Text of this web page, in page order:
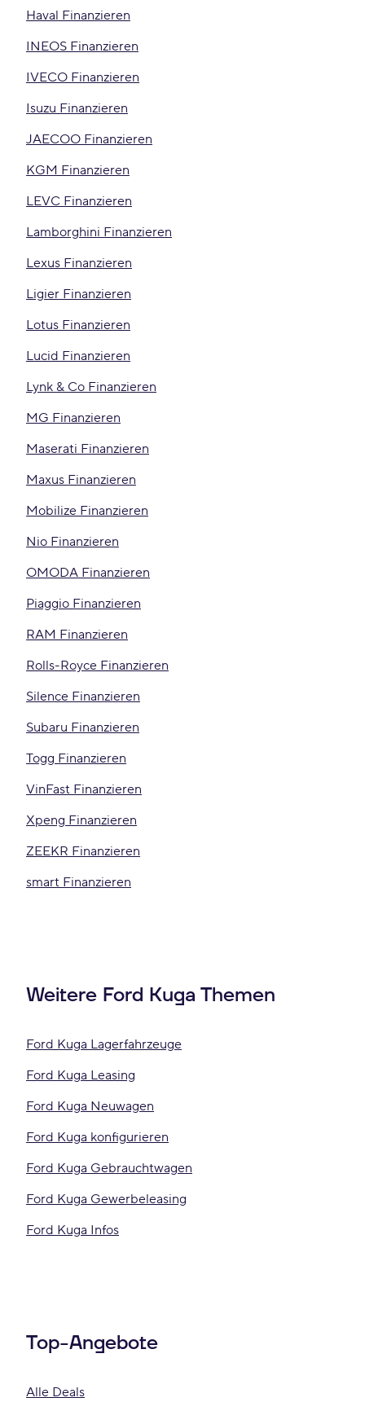
Haval Finanzieren
INEOS Finanzieren
IVECO Finanzieren
Isuzu Finanzieren
JAECOO Finanzieren
KGM Finanzieren
LEVC Finanzieren
Lamborghini Finanzieren
Lexus Finanzieren
Ligier Finanzieren
Lotus Finanzieren
Lucid Finanzieren
Lynk & Co Finanzieren
MG Finanzieren
Maserati Finanzieren
Maxus Finanzieren
Mobilize Finanzieren
Nio Finanzieren
OMODA Finanzieren
Piaggio Finanzieren
RAM Finanzieren
Rolls-Royce Finanzieren
Silence Finanzieren
Subaru Finanzieren
Togg Finanzieren
VinFast Finanzieren
Xpeng Finanzieren
ZEEKR Finanzieren
smart Finanzieren
Weitere Ford Kuga Themen
Ford Kuga Lagerfahrzeuge
Ford Kuga Leasing
Ford Kuga Neuwagen
Ford Kuga konfigurieren
Ford Kuga Gebrauchtwagen
Ford Kuga Gewerbeleasing
Ford Kuga Infos
Top-Angebote
Alle Deals